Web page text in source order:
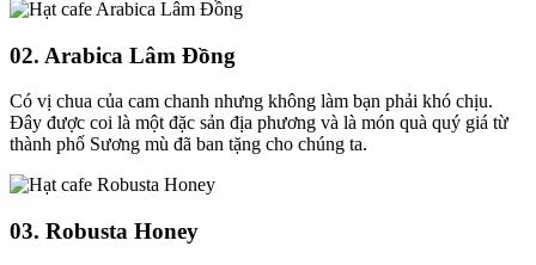
02. Arabica Lâm Đồng
Có vị chua của cam chanh nhưng không làm bạn phải khó chịu.
Đây được coi là một đặc sản địa phương và là món quà quý giá từ
thành phố Sương mù đã ban tặng cho chúng ta.
03. Robusta Honey